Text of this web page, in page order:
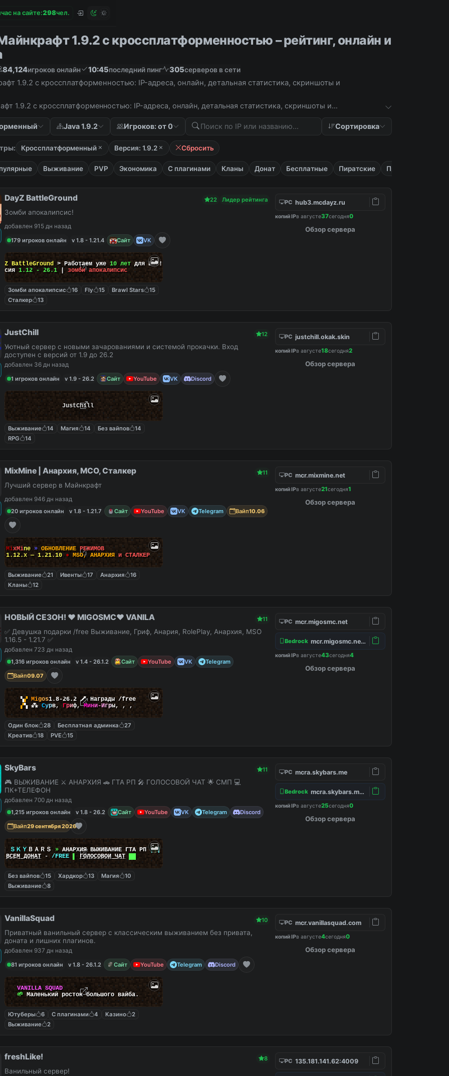
на сайте:298чел.
1.9.2 с кроссплатформенностью – рейтинг, онлайн и
84,124игроков онлайн 10:45последний пинг 305серверов в сети
1.9.2 с кроссплатформенностью: IP-адреса, онлайн, детальная статистика, скриншоты и
1.9.2 с кроссплатформенностью: IP-адреса, онлайн, детальная статистика, скриншоты и
Java 1.9.2 Игроков: от 0 Сортировка
Кроссплатформенный Версия: 1.9.2 Сбросить
Выживание PVP Экономика С плагинами Кланы Донат Бесплатные Пиратские Приват
DayZ BattleGround 22 Лидер рейтинга
Зомби апокалипсис!
добавлен 915 дн назад
179 игроков онлайн
v 1.8 - 1.21.4 Сайт VK
BattleGround > Работаем уже 10 лет для Вас!
1.12 - 26.1 зомби апокалипсис
Зомби апокалипсис 16 Fly 15 Brawl Stars
15
Сталкер
13
PC hub3.mcdayz.ru
копий IPв августе37сегодня0
Обзор сервера
JustChill 12
Уютный сервер с новыми зачарованиями и системой прокачки. Вход
доступен с версий от 1.9 до 26.2
добавлен 36 дн назад
1 игроков онлайн
v 1.9 - 26.2 Сайт YouTube VK Discord
JustChill
Выживание 14 Магия 14 Без вайпов
14
RPG
14
PC justchill.okak.skin
копий IPв августе18сегодня2
Обзор сервера
MixMine | Анархия, МСО, Сталкер 11
Лучший сервер в Майнкрафт
добавлен 946 дн назад
20 игроков онлайн
v 1.8 - 1.21.7 Сайт YouTube VK Telegram Вайп10.06
MixMine » ОБНОВЛЕНИЕ РЕЖИМОВ
1.12.x — 1.21.10 ● MSO, АНАРХИЯ и СТАЛКЕР
Выживание 21 Ивенты 17 Анархия
16
Кланы
12
PC mcr.mixmine.net
копий IPв августе21сегодня1
Обзор сервера
НОВЫЙ СЕЗОН! ❤️ MIGOSMC❤️ VANILA 11
✅ Девушка подарки /free Выживание, Гриф, Анария, RolePlay, Анархия, MSO
1.16.5 - 1.21.7 ✅
добавлен 723 дн назад
1,316 игроков онлайн
v 1.4 - 26.1.2 Сайт YouTube VK
Telegram
Вайп09.07
▚▞ Migos1.8-26.2 🗡 Награды /free
▞▚ ⁂ Сурв, Гриф,Мини-Игры, , ,
Один блок 28 Бесплатная админка
27
Креатив
18 PVE 15
PC mcr.migosmc.net
Bedrock mcr.migosmc.net:19132
копий IPв августе43сегодня4
Обзор сервера
SkyBars 11
🎮 ВЫЖИВАНИЕ ⚔️ АНАРХИЯ 🚗 ГТА РП 🎤 ГОЛОСОВОЙ ЧАТ 🌟 СМП 💻
ПК+ТЕЛЕФОН
добавлен 700 дн назад
1,215 игроков онлайн
v 1.8 - 26.2 Сайт YouTube VK Telegram
Discord
Вайп29 сентября 2026
ＳＫＹ ＢＡＲＳ » АНАРХИЯ ВЫЖИВАНИЕ ГТА РП|||
ВСЕМ ДОНАТ - /FREE ГОЛОСОВОЙ ЧАТ
Без вайпов 15 Хардкор 13 Магия
10
Выживание
8
PC mcra.skybars.me
Bedrock mcra.skybars.me:19132
копий IPв августе25сегодня0
Обзор сервера
VanillaSquad 10
Приватный ванильный сервер с классическим выживанием без привата,
доната и лишних плагинов.
добавлен 937 дн назад
81 игроков онлайн
v 1.8 - 26.1.2 Сайт YouTube Telegram Discord
VANILLA SQUAD
🌱 Маленький росток большого вайба.
Ютуберы 6 С плагинами 4 Казино
2
Выживание
2
PC mcr.vanillasquad.com
копий IPв августе4сегодня0
Обзор сервера
freshLike! 8
Ванильный сервер!
PC 135.181.141.62:4009